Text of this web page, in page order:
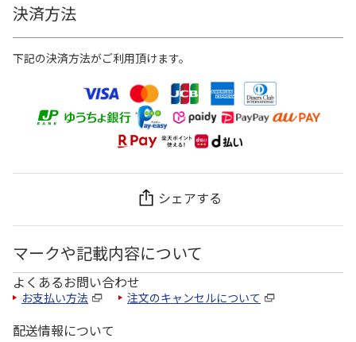
決済方法
下記の決済方法がご利用頂けます。
シェアする
マークや記載内容について
よくあるお問い合わせ
お支払い方法 注文のキャンセルについて
配送情報について